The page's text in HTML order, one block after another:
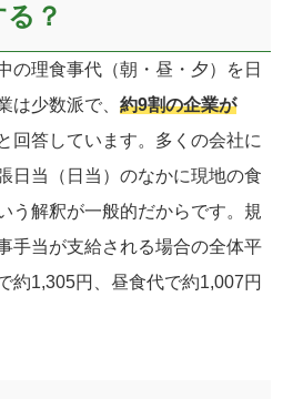
？
の理食事代（朝・昼・夕）を日
は少数派で、 約9割の企業が
回答しています。多くの会社に
日当（日当）のなかに現地の食
う解釈が一般的だからです。規
手当が支給される場合の全体平
約1,305円、昼食代で約1,007円